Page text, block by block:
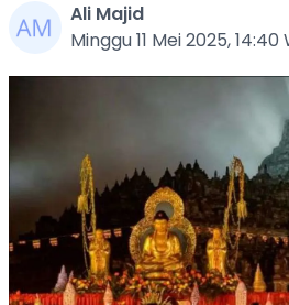
Ali Majid
Minggu 11 Mei 2025, 14:40